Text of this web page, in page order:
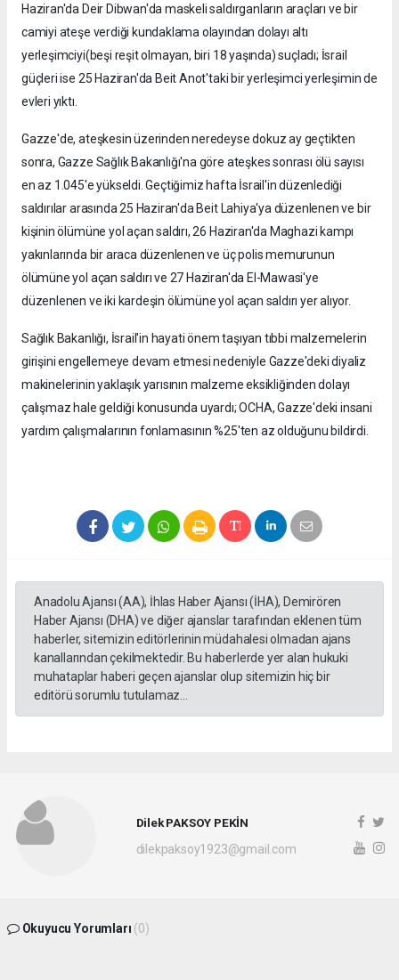
Haziran'da Deir Dibwan'da maskeli saldırganların araçları ve bir
camiyi ateşe verdiği kundaklama olayından dolayı altı
yerleşimciyi(beşi reşit olmayan, biri 18 yaşında) suçladı; İsrail
güçleri ise 25 Haziran'da Beit Anot'taki bir yerleşimci yerleşimin de
evleri yıktı.
Gazze'de, ateşkesin üzerinden neredeyse dokuz ay geçtikten
sonra, Gazze Sağlık Bakanlığı'na göre ateşkes sonrası ölü sayısı
en az 1.045'e yükseldi. Geçtiğimiz hafta İsrail'in düzenlediği
saldırılar arasında 25 Haziran'da Beit Lahiya'ya düzenlenen ve bir
kişinin ölümüne yol açan saldırı, 26 Haziran'da Maghazi kampı
yakınlarında bir araca düzenlenen ve üç polis memurunun
ölümüne yol açan saldırı ve 27 Haziran'da El-Mawasi'ye
düzenlenen ve iki kardeşin ölümüne yol açan saldırı yer alıyor.
Sağlık Bakanlığı, İsrail'in hayati önem taşıyan tıbbi malzemelerin
girişini engellemeye devam etmesi nedeniyle Gazze'deki diyaliz
makinelerinin yaklaşık yarısının malzeme eksikliğinden dolayı
çalışmaz hale geldiği konusunda uyardı; OCHA, Gazze'deki insani
yardım çalışmalarının fonlamasının %25'ten az olduğunu bildirdi.
Anadolu Ajansı (AA), İhlas Haber Ajansı (İHA), Demirören
Haber Ajansı (DHA) ve diğer ajanslar tarafından eklenen tüm
haberler, sitemizin editörlerinin müdahalesi olmadan ajans
kanallarından çekilmektedir. Bu haberlerde yer alan hukuki
muhataplar haberi geçen ajanslar olup sitemizin hiç bir
editörü sorumlu tutulamaz...
Dilek PAKSOY PEKİN
dilekpaksoy1923@gmail.com
Okuyucu Yorumları (0)